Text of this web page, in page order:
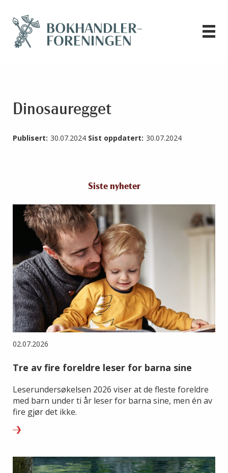
Dinosauregget
Publisert: 30.07.2024 Sist oppdatert: 30.07.2024
Siste nyheter
02.07.2026
Tre av fire foreldre leser for barna sine
Leserundersøkelsen 2026 viser at de fleste foreldre
med barn under ti år leser for barna sine, men én av
fire gjør det ikke.